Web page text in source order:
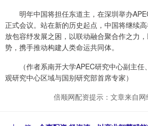
明年中国将担任东道主，在深圳举办
正式会议。站在新的历史起点，中国将继续
放包容纾发展之困，以联动融合聚合作之力
势，携手推动构建人类命运共同体。
（作者系南开大学APEC研究中心副主任
观研究中心区域与国别研究部首席专家）
倍顺网配资提示：文章来自网